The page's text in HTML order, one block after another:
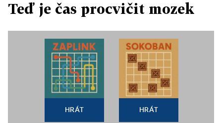
Teď je čas procvičit mozek
HRÁT HRÁT